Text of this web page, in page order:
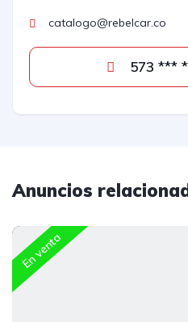
catalogo@rebelcar.co
Anuncios
En venta